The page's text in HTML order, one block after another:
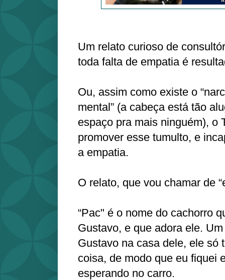
Um relato curioso de
toda falta de empatia é
Ou, assim como existe o
mental” (a cabeça está tão
espaço pra mais ninguém), o
promover esse tumulto, e
a empatia.
O relato, que vou chamar de
“Pac" é o nome do cachorro
Gustavo, e que adora ele.
Gustavo na casa dele, ele só
coisa, de modo que eu fiquei
esperando no carro.